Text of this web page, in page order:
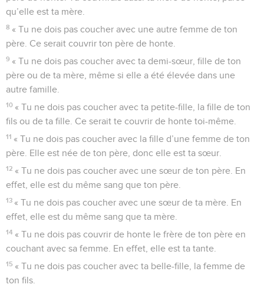
qu’elle est ta mère.
8 « Tu ne dois pas coucher avec une autre femme de ton
père. Ce serait couvrir ton père de honte.
9 « Tu ne dois pas coucher avec ta demi-sœur, fille de ton
père ou de ta mère, même si elle a été élevée dans une
autre famille.
10 « Tu ne dois pas coucher avec ta petite-fille, la fille de ton
fils ou de ta fille. Ce serait te couvrir de honte toi-même.
11 « Tu ne dois pas coucher avec la fille d’une femme de ton
père. Elle est née de ton père, donc elle est ta sœur.
12 « Tu ne dois pas coucher avec une sœur de ton père. En
effet, elle est du même sang que ton père.
13 « Tu ne dois pas coucher avec une sœur de ta mère. En
effet, elle est du même sang que ta mère.
14 « Tu ne dois pas couvrir de honte le frère de ton père en
couchant avec sa femme. En effet, elle est ta tante.
15 « Tu ne dois pas coucher avec ta belle-fille, la femme de
ton fils.